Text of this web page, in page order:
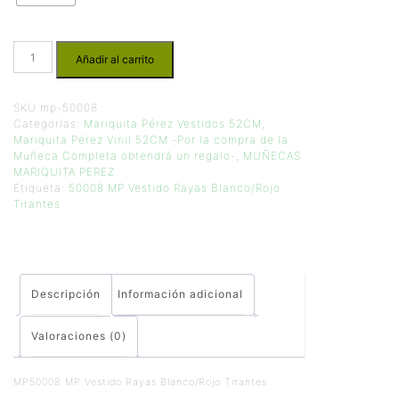
Añadir al carrito
SKU: mp-50008
Categorías: Mariquita Pérez Vestidos 52CM ,
Mariquita Pérez Vinil 52CM -Por la compra de la
Muñeca Completa obtendrá un regalo- , MUÑECAS
MARIQUITA PEREZ
Etiqueta: 50008 MP Vestido Rayas Blanco/Rojo
Tirantes
Descripción Información adicional
Valoraciones (0)
MP50008 MP Vestido Rayas Blanco/Rojo Tirantes